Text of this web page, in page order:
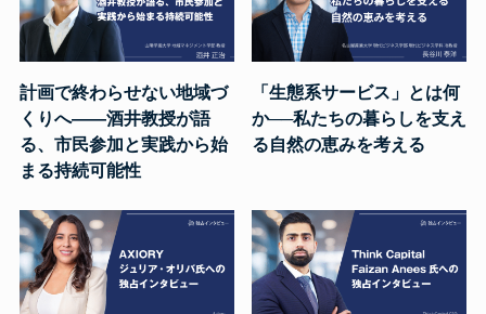
計画で終わらせない地域づ
くりへ――酒井教授が語
る、市民参加と実践から始
まる持続可能性
「生態系サービス」とは何
か──私たちの暮らしを支え
る自然の恵みを考える